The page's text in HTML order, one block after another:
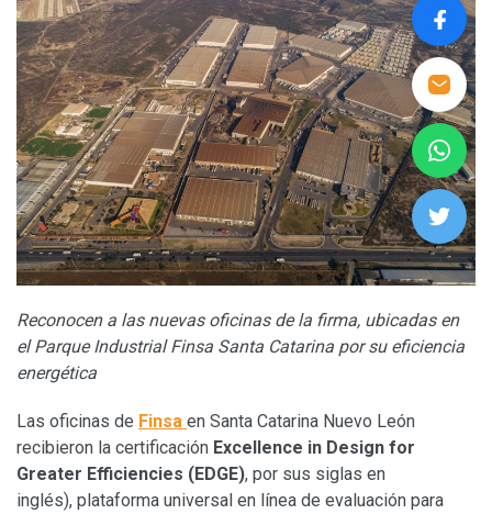
Reconocen a las nuevas oficinas de la firma, ubicadas en
el Parque Industrial Finsa Santa Catarina por su eficiencia
energética
Las oficinas de Finsa en Santa Catarina Nuevo León
recibieron la certificación Excellence in Design for
Greater Efficiencies (EDGE), por sus siglas en
inglés), plataforma universal en línea de evaluación para